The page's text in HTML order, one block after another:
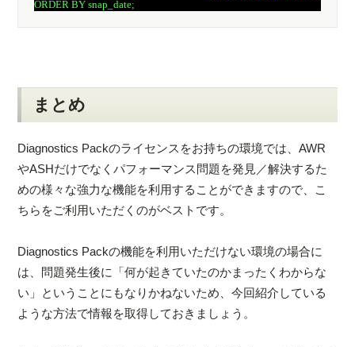
まとめ
Diagnostics Packのライセンスをお持ちの環境では、AWR
やASHだけでなくパフォーマンス問題を発見／解決するた
めの様々な強力な機能を利用することができますので、こ
ちらをご利用いただくのがベストです。
Diagnostics Packの機能を利用いただけない環境の場合に
は、問題発生後に「何が起きていたのかまったくわからな
い」ということにもなりかねないため、今回紹介している
ような方法で情報を取得しておきましょう。